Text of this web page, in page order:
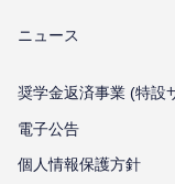
ニュース
奨学金返済事業 (特設
電子公告
個⼈情報保護⽅針